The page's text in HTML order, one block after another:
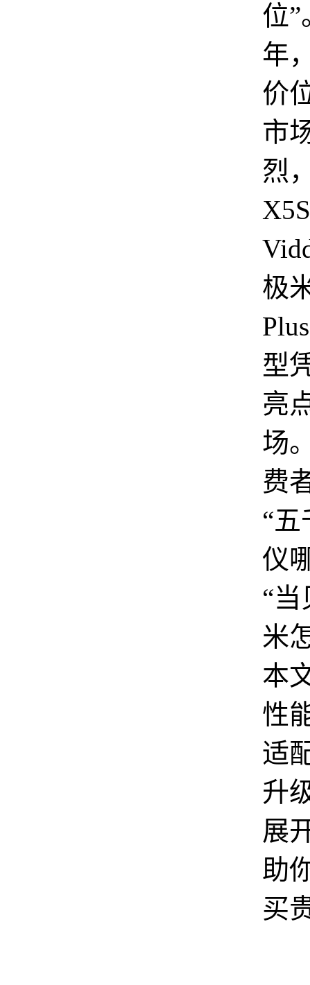
位”
年
价
市
烈
极
型
亮
场
费
“
仪
“
米
本
性
适
升
展
助
买